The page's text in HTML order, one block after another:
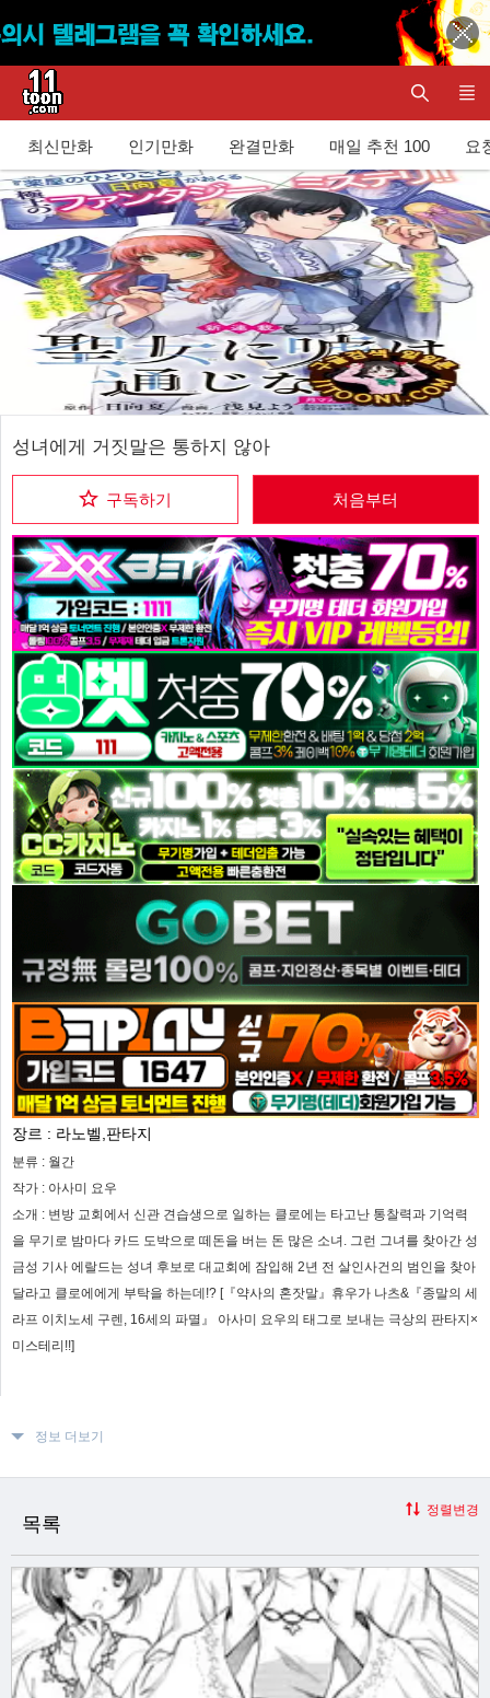
최신만화 인기만화 완결만화 매일 추천 100 요
성녀에게 거짓말은 통하지 않아
구독하기 처음부터
장르 : 라노벨,판타지
분류 : 월간
작가 : 아사미 요우
소개 : 변방 교회에서 신관 견습생으로 일하는 클로에는 타고난 통찰력과 기억력
을 무기로 밤마다 카드 도박으로 떼돈을 버는 돈 많은 소녀. 그런 그녀를 찾아간 성
금성 기사 에랄드는 성녀 후보로 대교회에 잠입해 2년 전 살인사건의 범인을 찾아
달라고 클로에에게 부탁을 하는데!? [『약사의 혼잣말』휴우가 나츠&『종말의 세
라프 이치노세 구렌, 16세의 파멸』 아사미 요우의 태그로 보내는 극상의 판타지×
미스테리!!]
정보 더보기
목록
정렬변경